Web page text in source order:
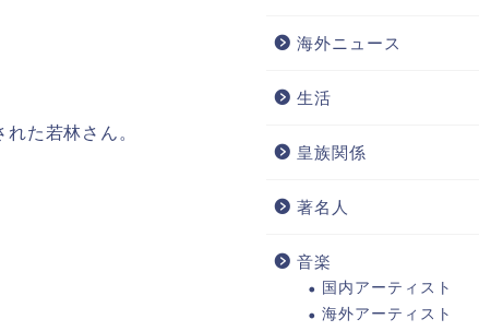
た若林さん。
海外ニュース
生活
皇族関係
著名人
音楽
国内アーティスト
海外アーティスト